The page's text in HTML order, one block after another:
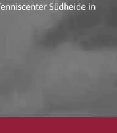
Südheide in